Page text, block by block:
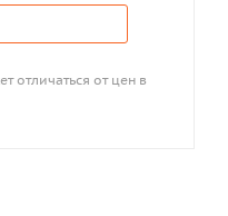
отличаться от цен в